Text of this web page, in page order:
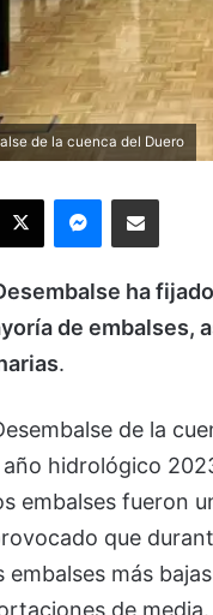
de la cuenca del Duero
X Messenger
Compartir via Email
ha
de embalses,
.
de la
año hidrológico
embalses fueron
que
embalses más
de